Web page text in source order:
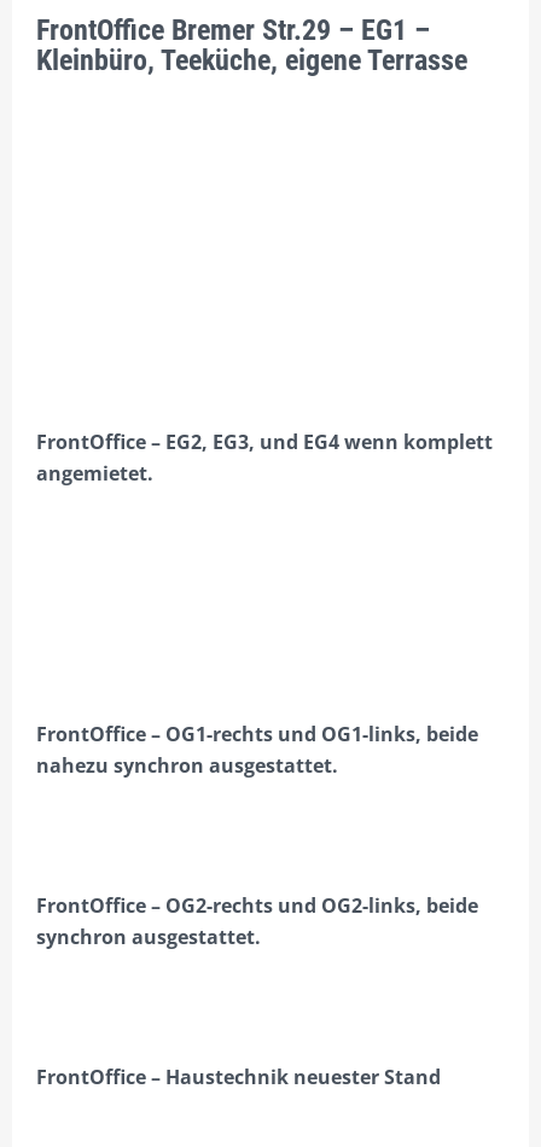
FrontOffice Bremer Str.29 – EG1 –
Kleinbüro, Teeküche, eigene Terrasse
FrontOffice – EG2, EG3, und EG4 wenn komplett
angemietet.
FrontOffice – OG1-rechts und OG1-links, beide
nahezu synchron ausgestattet.
FrontOffice – OG2-rechts und OG2-links, beide
synchron ausgestattet.
FrontOffice – Haustechnik neuester Stand